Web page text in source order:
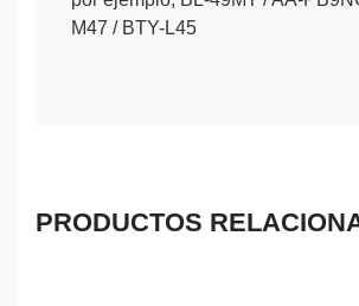
M47 / BTY-L45
PRODUCTOS